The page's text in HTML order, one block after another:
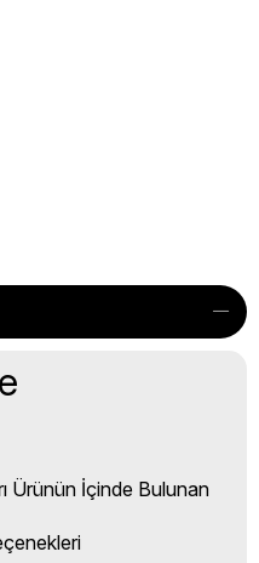
Ürünün İçinde Bulunan